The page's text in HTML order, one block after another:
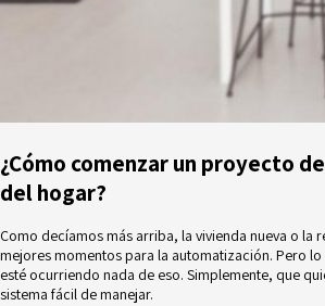
¿Cómo comenzar un proyecto
del hogar?
Como decíamos más arriba, la vivienda nueva o la
mejores momentos para la automatización. Pero
esté ocurriendo nada de eso. Simplemente, que
sistema fácil de manejar.